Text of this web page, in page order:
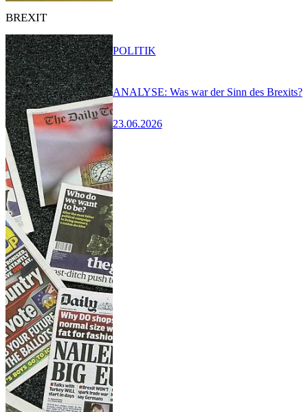
BREXIT
ANALYSE: Was war der Sinn des Brexits?
23.06.2026
POLITIK